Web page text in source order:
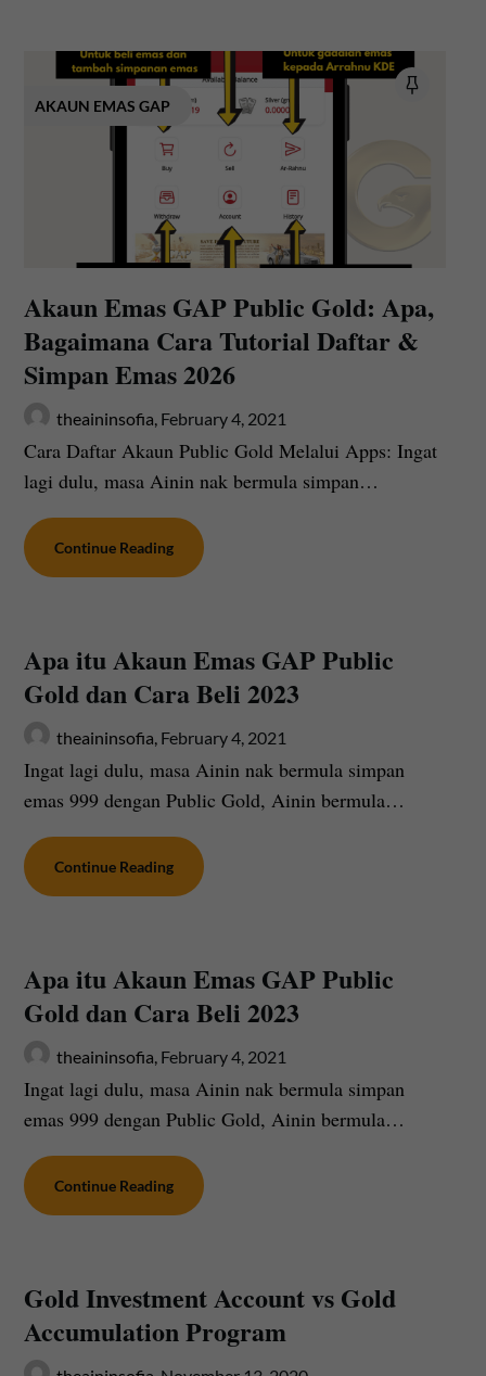
AKAUN EMAS GAP
Akaun Emas GAP Public Gold: Apa,
Bagaimana Cara Tutorial Daftar &
Simpan Emas 2026
theaininsofia, February 4, 2021
Cara Daftar Akaun Public Gold Melalui Apps: Ingat
lagi dulu, masa Ainin nak bermula simpan…
Continue Reading
Apa itu Akaun Emas GAP Public
Gold dan Cara Beli 2023
theaininsofia, February 4, 2021
Ingat lagi dulu, masa Ainin nak bermula simpan
emas 999 dengan Public Gold, Ainin bermula…
Continue Reading
Apa itu Akaun Emas GAP Public
Gold dan Cara Beli 2023
theaininsofia, February 4, 2021
Ingat lagi dulu, masa Ainin nak bermula simpan
emas 999 dengan Public Gold, Ainin bermula…
Continue Reading
Gold Investment Account vs Gold
Accumulation Program